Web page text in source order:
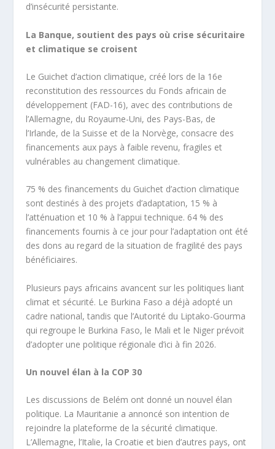
d’insécurité persistante.
La Banque, soutient des pays où crise sécuritaire
et climatique se croisent
Le Guichet d’action climatique, créé lors de la 16e
reconstitution des ressources du Fonds africain de
développement (FAD-16), avec des contributions de
l’Allemagne, du Royaume-Uni, des Pays-Bas, de
l’Irlande, de la Suisse et de la Norvège, consacre des
financements aux pays à faible revenu, fragiles et
vulnérables au changement climatique.
75 % des financements du Guichet d’action climatique
sont destinés à des projets d’adaptation, 15 % à
l’atténuation et 10 % à l’appui technique. 64 % des
financements fournis à ce jour pour l’adaptation ont été
des dons au regard de la situation de fragilité des pays
bénéficiaires.
Plusieurs pays africains avancent sur les politiques liant
climat et sécurité. Le Burkina Faso a déjà adopté un
cadre national, tandis que l’Autorité du Liptako-Gourma
qui regroupe le Burkina Faso, le Mali et le Niger prévoit
d’adopter une politique régionale d’ici à fin 2026.
Un nouvel élan à la COP 30
Les discussions de Belém ont donné un nouvel élan
politique. La Mauritanie a annoncé son intention de
rejoindre la plateforme de la sécurité climatique.
L’Allemagne, l’Italie, la Croatie et bien d’autres pays, ont